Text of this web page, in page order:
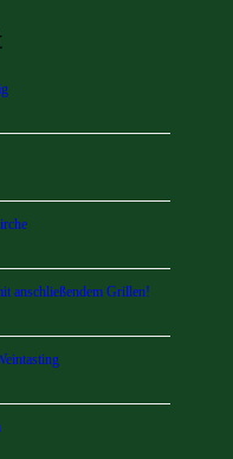
anschließendem Grillen!